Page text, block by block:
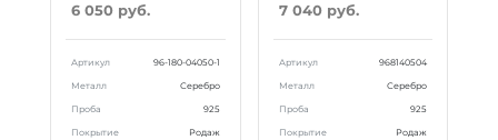
6 050 руб.
Артикул 96-180-04050-1
Металл Серебро
Проба 925
Покрытие Родаж
7 040 руб.
Артикул 968140504
Металл Серебро
Проба 925
Покрытие Родаж